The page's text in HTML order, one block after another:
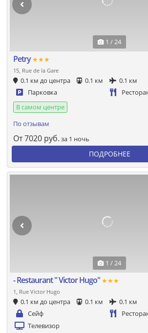
1 / 24
Petry★★★
15, Rue de la Gare
0.1 км до центра 0.1 км
0.1 км
Парковка
В самом центре
По отзывам
От7020 руб. за 1 ночь
ПОДРОБНЕЕ
1 / 24
- Restaurant " Victor Hugo" ★★★
1, Rue Victor Hugo
0.1 км до центра 0.1 км
0.1 км
Сейф
Телевизор